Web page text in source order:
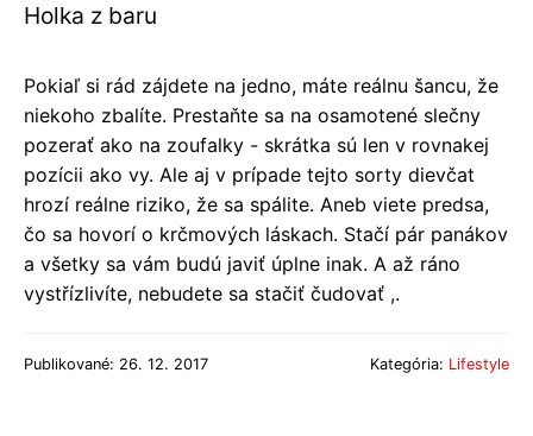
Holka z baru
Pokiaľ si rád zájdete na jedno, máte reálnu šancu, že
niekoho zbalíte. Prestaňte sa na osamotené slečny
pozerať ako na zoufalky - skrátka sú len v rovnakej
pozícii ako vy. Ale aj v prípade tejto sorty dievčat
hrozí reálne riziko, že sa spálite. Aneb viete predsa,
čo sa hovorí o krčmových láskach. Stačí pár panákov
a všetky sa vám budú javiť úplne inak. A až ráno
vystřízlivíte, nebudete sa stačiť čudovať ,.
Publikované: 26. 12. 2017 Kategória: Lifestyle